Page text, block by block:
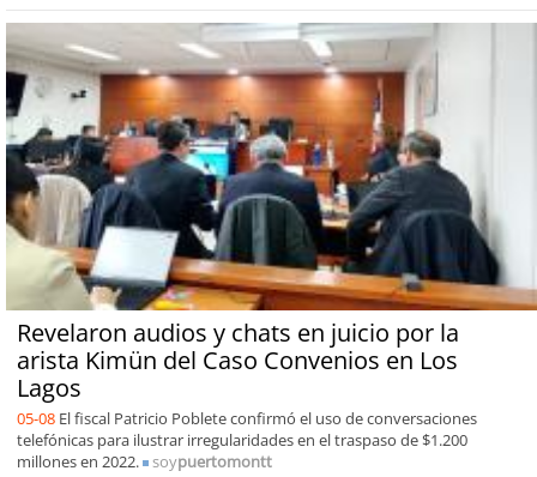
Revelaron audios y chats en juicio por la
arista Kimün del Caso Convenios en Los
Lagos
05-08 El fiscal Patricio Poblete confirmó el uso de conversaciones
telefónicas para ilustrar irregularidades en el traspaso de $1.200
millones en 2022.
soypuertomontt